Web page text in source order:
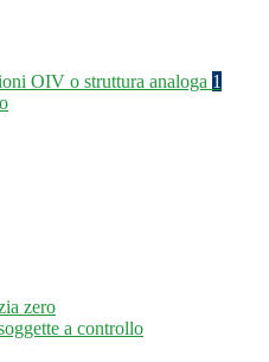
OIV o struttura analoga 1
zero
a controllo